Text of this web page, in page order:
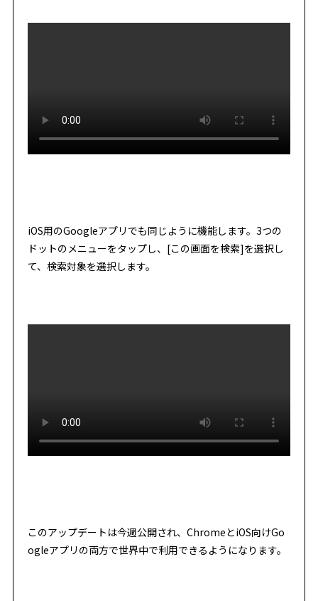
iOS用のGoogleアプリでも同じように機能します。3つの
ドットのメニューをタップし、[この画面を検索]を選択し
て、検索対象を選択します。
このアップデートは今週公開され、ChromeとiOS向けGo
ogleアプリの両方で世界中で利用できるようになります。